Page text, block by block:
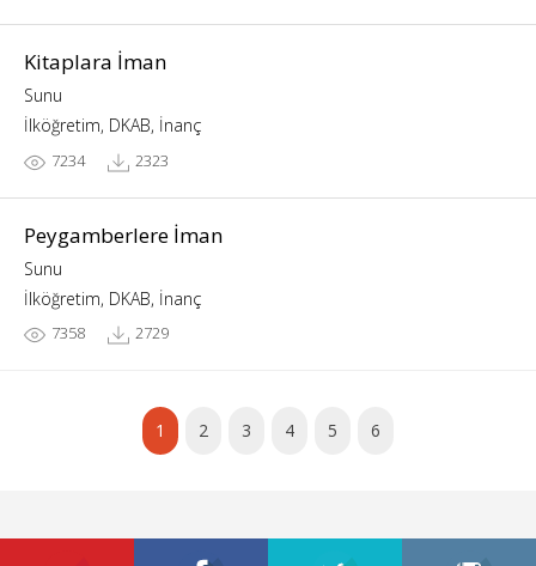
Kitaplara İman
Sunu
İlköğretim, DKAB, İnanç
7234 2323
Peygamberlere İman
Sunu
İlköğretim, DKAB, İnanç
7358 2729
1 2 3 4 5 6